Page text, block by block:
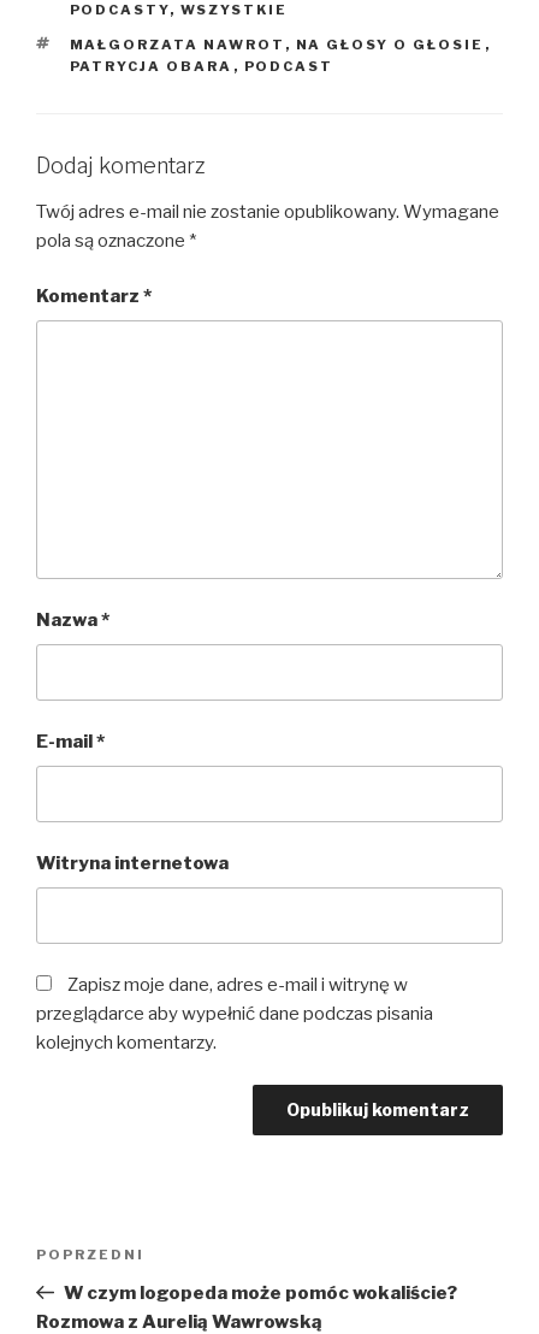
PODCASTY, WSZYSTKIE
TAGI
MAŁGORZATA NAWROT , NA GŁOSY O GŁOSIE ,
PATRYCJA OBARA , PODCAST
Dodaj komentarz
Twój adres e-mail nie zostanie opublikowany. Wymagane
pola są oznaczone *
Komentarz *
Nazwa*
E-mail*
Witryna internetowa
Zapisz moje dane, adres e-mail i witrynę w
przeglądarce aby wypełnić dane podczas pisania
kolejnych komentarzy.
Poprzedni
wpis
POPRZEDNI
W czym logopeda może pomóc wokaliście?
Rozmowa z Aurelią Wawrowską